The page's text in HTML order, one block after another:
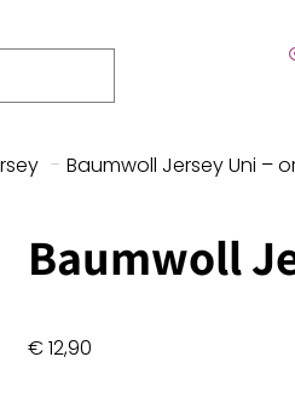
- Baumwoll Jersey Uni –
Baumwoll
€12,90